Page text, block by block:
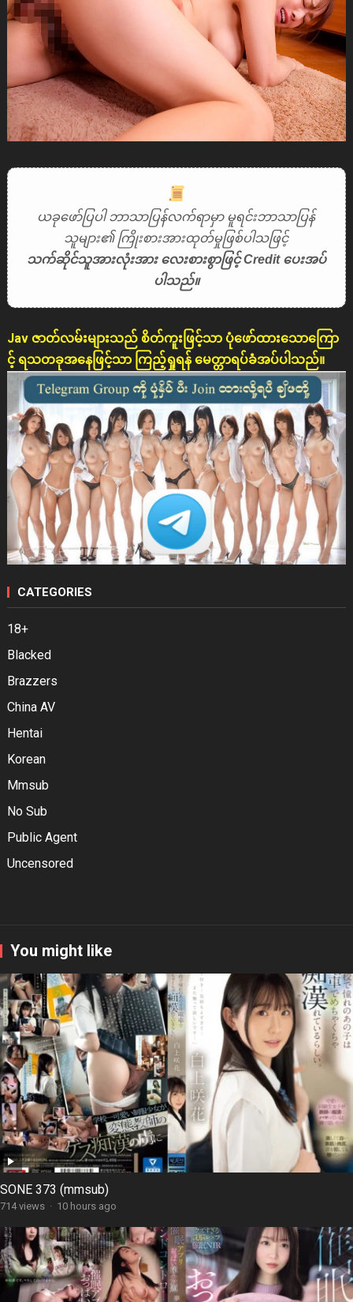
ယခုဖော်ပြပါ ဘာသာပြန်လက်ရာမှာ မူရင်းဘာသာပြန်
သူများ၏ ကြိုးစားအားထုတ်မှုဖြစ်ပါသဖြင့်
သက်ဆိုင်သူအားလုံးအား လေးစားစွာဖြင့် Credit ပေးအပ်
ပါသည်။
Jav ဇာတ်လမ်းများသည် စိတ်ကူးဖြင့်သာ ပုံဖော်ထားသောကြော
င့် ရသတခုအနေဖြင့်သာ ကြည့်ရှုရန် မေတ္တာရပ်ခံအပ်ပါသည်။
CATEGORIES
18+
Blacked
Brazzers
China AV
Hentai
Korean
Mmsub
No Sub
Public Agent
Uncensored
You might like
SONE 373 (mmsub)
714 views · 10 hours ago